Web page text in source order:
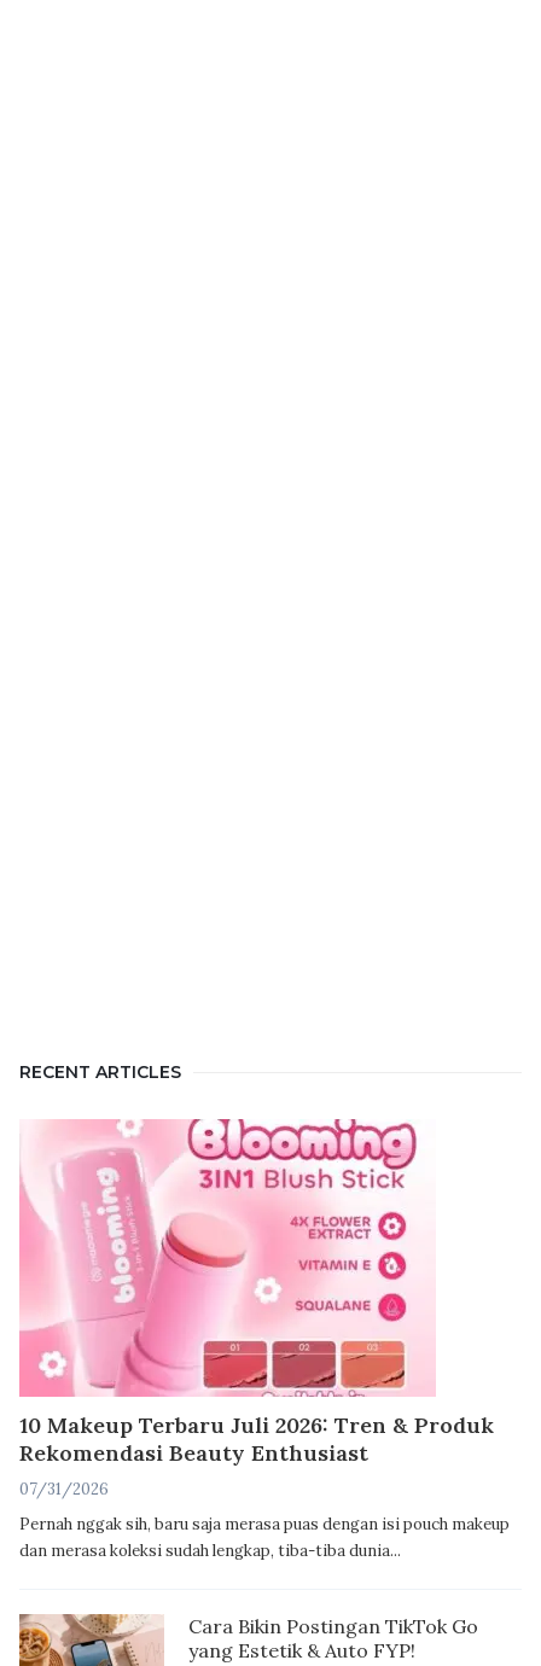
RECENT ARTICLES
10 Makeup Terbaru Juli 2026: Tren & Produk
Rekomendasi Beauty Enthusiast
07/31/2026
Pernah nggak sih, baru saja merasa puas dengan isi pouch makeup
dan merasa koleksi sudah lengkap, tiba-tiba dunia...
Cara Bikin Postingan TikTok Go
yang Estetik & Auto FYP!